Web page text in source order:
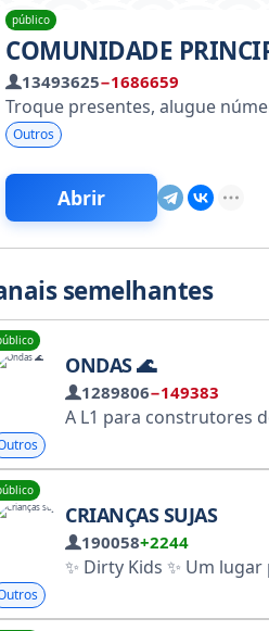
público
COMUNIDADE
13493625−1686659
Troque presentes, alugue
Outros
Abrir
semelhantes
ONDAS 🌊
1289806−149383
A L1 para construtores de verdade: Rápida. Impulsionada por DAO. Feita para dApps, DeFi e RWA. Fazendo a diferença na Web3 desde
CRIANÇAS SUJAS
190058+2244
✨‌ Dirty Kids ✨ Um lugar para estimular a mente ‌ ‌‌ ‌ ‌ ‌¶ O único canal de humor e notícias sem censura ¶ [‌Sem